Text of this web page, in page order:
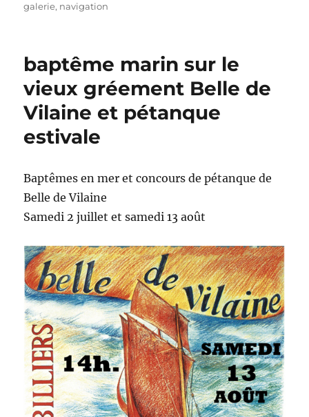
galerie, navigation
baptême marin sur le
vieux gréement Belle de
Vilaine et pétanque
estivale
Baptêmes en mer et concours de pétanque de
Belle de Vilaine
Samedi 2 juillet et samedi 13 août